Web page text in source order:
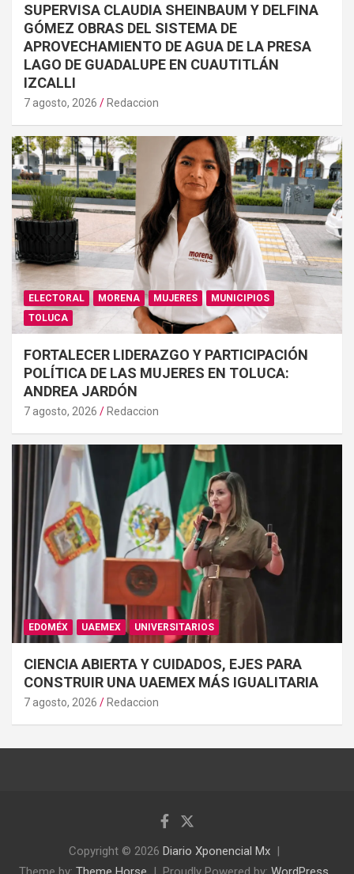
SUPERVISA CLAUDIA SHEINBAUM Y DELFINA
GÓMEZ OBRAS DEL SISTEMA DE
APROVECHAMIENTO DE AGUA DE LA PRESA
LAGO DE GUADALUPE EN CUAUTITLÁN
IZCALLI
7 agosto, 2026 Redaccion
ELECTORAL MORENA MUJERES
MUNICIPIOS
TOLUCA
FORTALECER LIDERAZGO Y PARTICIPACIÓN
POLÍTICA DE LAS MUJERES EN TOLUCA:
ANDREA JARDÓN
7 agosto, 2026 Redaccion
EDOMÉX UAEMEX UNIVERSITARIOS
CIENCIA ABIERTA Y CUIDADOS, EJES PARA
CONSTRUIR UNA UAEMEX MÁS IGUALITARIA
7 agosto, 2026 Redaccion
Copyright © 2026 Diario Xponencial Mx